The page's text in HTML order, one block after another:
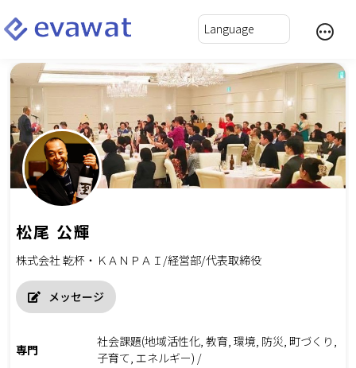
松尾 公輝
株式会社 乾杯・ＫＡＮＰＡＩ/経営部/代表取締役
メッセージ
専門
社会課題(地域活性化, 教育, 環境, 防災, 町づくり,
子育て, エネルギー) /